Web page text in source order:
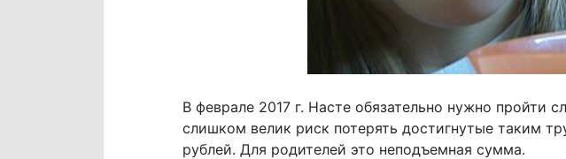
В феврале 2017 г. Насте обязательно нужно пройти
слишком велик риск потерять достигнутые таким
рублей. Для родителей это неподъемная сумма.